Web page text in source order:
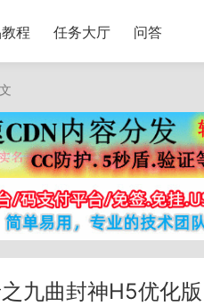
程 任务大厅 问答
九曲封神H5优化